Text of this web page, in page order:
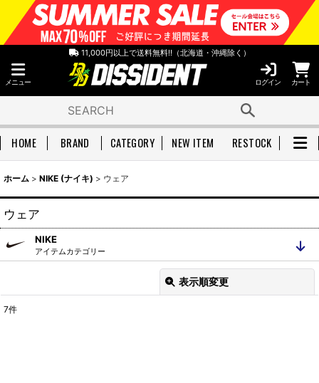
11,000円以上で送料無料!!（北海道・沖縄除く）
メニュー ログイン カート
HOME BRAND CATEGORY NEW ITEM RESTOCK
ホーム > NIKE (ナイキ) > ウェア
ウェア
NIKE
アイテムカテゴリー
キックス
表示順変更
7件